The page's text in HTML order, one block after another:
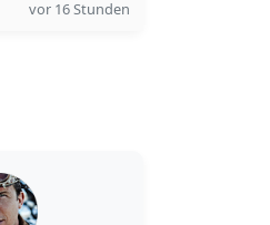
vor 16 Stunden